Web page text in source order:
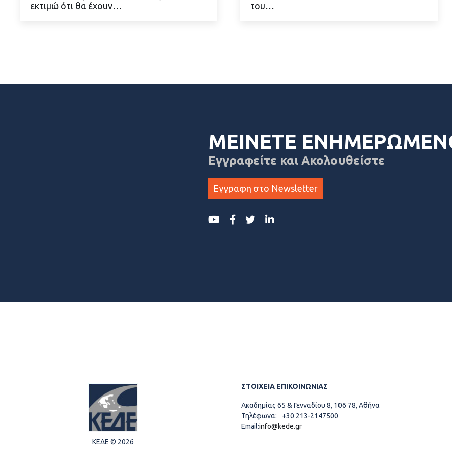
εκτιμώ ότι θα έχουν… του…
ΜΕΙΝΕΤΕ
Εγγραφείτε και Ακολουθείστε
Εγγραφη στο Newsletter
ΚΕΔΕ © 2026
ΣΤΟΙΧΕΙΑ ΕΠΙΚΟΙΝΩΝΙΑΣ
Ακαδημίας 65 & Γενναδίου 8, 106 78, Αθήνα
Τηλέφωνα:
+30 213-2147500
Email:info@kede.gr